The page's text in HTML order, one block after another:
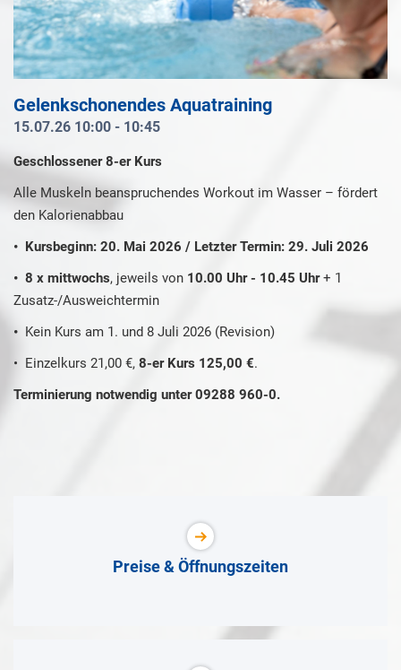
Gelenkschonendes Aquatraining
15.07.26 10:00 - 10:45
Geschlossener 8-er Kurs
Alle Muskeln beanspruchendes Workout im Wasser – fördert
den Kalorienabbau
• Kursbeginn: 20. Mai 2026 / Letzter Termin: 29. Juli 2026
• 8 x mittwochs, jeweils von 10.00 Uhr - 10.45 Uhr+ 1
Zusatz-/Ausweichtermin
• Kein Kurs am 1. und 8 Juli 2026 (Revision)
• Einzelkurs 21,00 €, 8-er Kurs 125,00 €.
Terminierung notwendig unter 09288 960-0.
Preise & Öffnungszeiten